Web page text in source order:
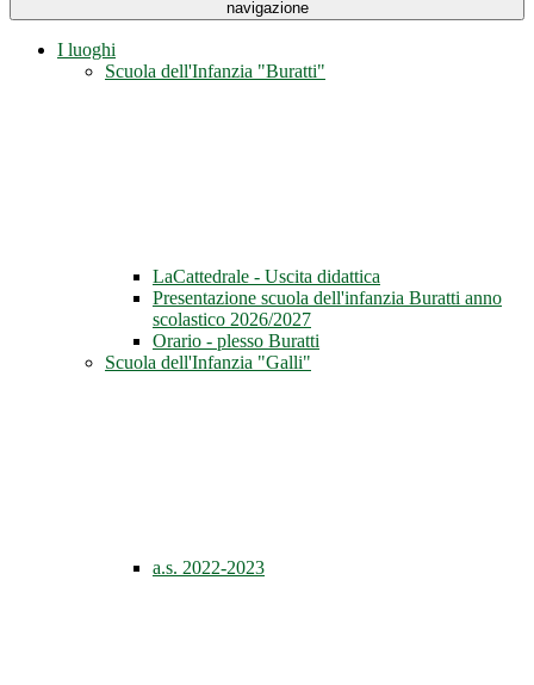
navigazione
I luoghi
Scuola dell'Infanzia "Buratti"
LaCattedrale - Uscita didattica
Presentazione scuola dell'infanzia Buratti anno
scolastico 2026/2027
Orario - plesso Buratti
Scuola dell'Infanzia "Galli"
a.s. 2022-2023